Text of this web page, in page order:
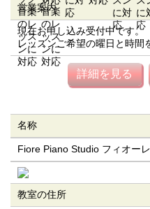
営業案内
現在お申し込み受付中です。
レッスンご希望の曜日と時間
詳細を見る
名称
Fiore Piano Studio フィオー
教室の住所